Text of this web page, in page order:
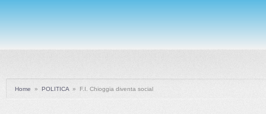
Home » POLITICA » F.I. Chioggia diventa social